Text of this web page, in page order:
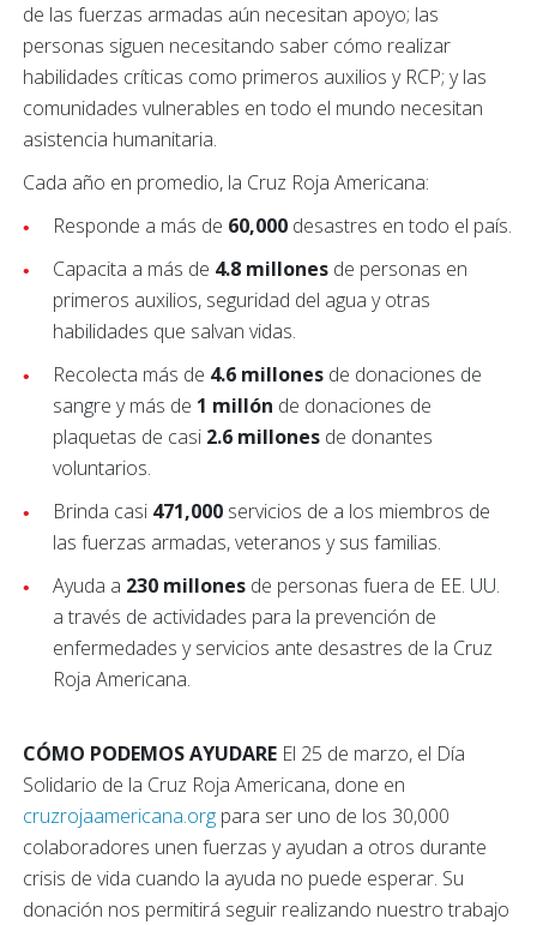
de las fuerzas armadas aún necesitan apoyo; las
personas siguen necesitando saber cómo realizar
habilidades críticas como primeros auxilios y RCP; y las
comunidades vulnerables en todo el mundo necesitan
asistencia humanitaria.
Cada año en promedio, la Cruz Roja Americana:
Responde a más de 60,000 desastres en todo el país.
Capacita a más de 4.8 millones de personas en
primeros auxilios, seguridad del agua y otras
habilidades que salvan vidas.
Recolecta más de 4.6 millones de donaciones de
sangre y más de 1 millón de donaciones de
plaquetas de casi 2.6 millones de donantes
voluntarios.
Brinda casi 471,000 servicios de a los miembros de
las fuerzas armadas, veteranos y sus familias.
Ayuda a 230 millones de personas fuera de EE. UU.
a través de actividades para la prevención de
enfermedades y servicios ante desastres de la Cruz
Roja Americana.
CÓMO PODEMOS AYUDARE El 25 de marzo, el Día
Solidario de la Cruz Roja Americana, done en
cruzrojaamericana.org para ser uno de los 30,000
colaboradores unen fuerzas y ayudan a otros durante
crisis de vida cuando la ayuda no puede esperar. Su
donación nos permitirá seguir realizando nuestro trabajo